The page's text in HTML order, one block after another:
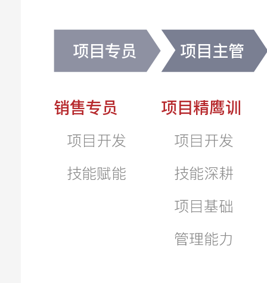
项目专员
销售专员
项目开发
技能赋能
项目主管
项目精鹰训
项目开发
技能深耕
项目基础
管理能力